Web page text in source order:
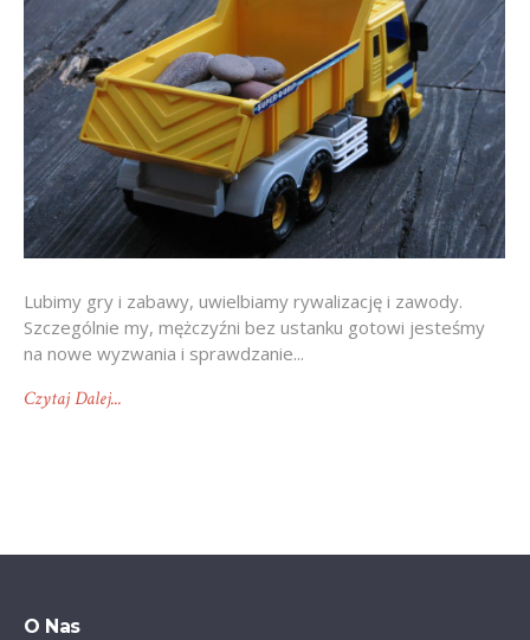
Lubimy gry i zabawy, uwielbiamy rywalizację i zawody.
Szczególnie my, mężczyźni bez ustanku gotowi jesteśmy
na nowe wyzwania i sprawdzanie...
Czytaj Dalej...
O Nas